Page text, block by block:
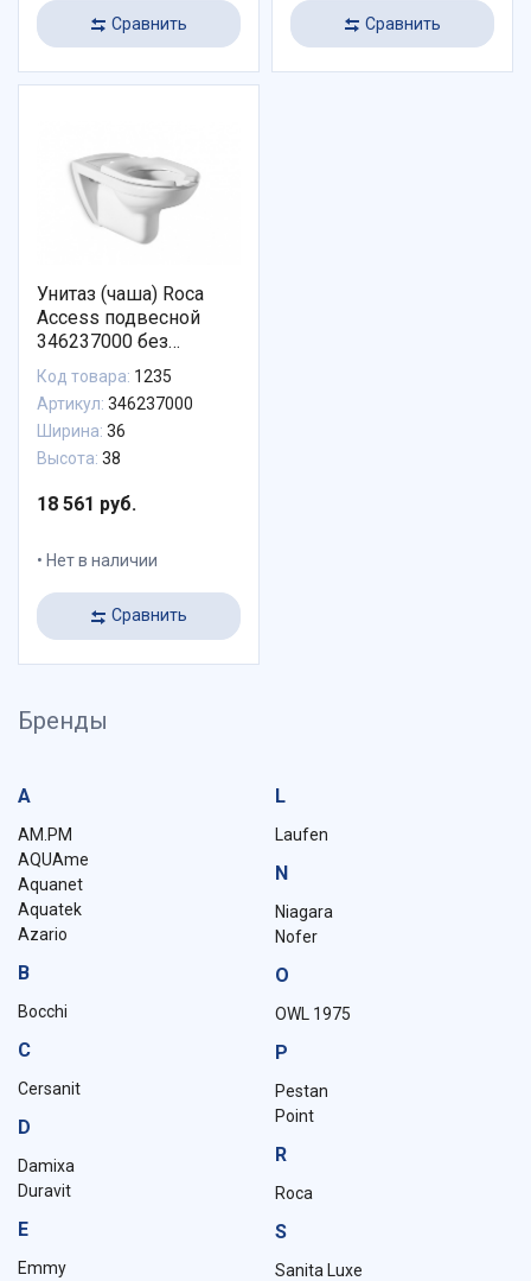
Сравнить Сравнить
Унитаз (чаша) Roca
Access подвесной
346237000 без
сиденья
Код товара: 1235
Артикул: 346237000
Ширина: 36
Высота: 38
18 561 руб.
Нет в наличии
Сравнить
Бренды
A
AM.PM
AQUAme
Aquanet
Aquatek
Azario
B
Bocchi
C
Cersanit
D
Damixa
Duravit
E
Emmy
L
Laufen
N
Niagara
Nofer
O
OWL 1975
P
Pestan
Point
R
Roca
S
Sanita Luxe